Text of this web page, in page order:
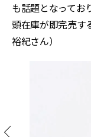
も話題となってお
頭在庫が即完売す
裕紀さん）